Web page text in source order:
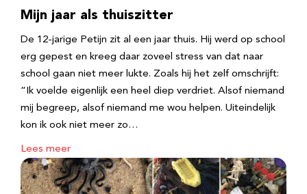
Mijn jaar als thuiszitter
De 12-jarige Petijn zit al een jaar thuis. Hij werd op school
erg gepest en kreeg daar zoveel stress van dat naar
school gaan niet meer lukte. Zoals hij het zelf omschrijft:
“Ik voelde eigenlijk een heel diep verdriet. Alsof niemand
mij begreep, alsof niemand me wou helpen. Uiteindelijk
kon ik ook niet meer zo…
Lees meer